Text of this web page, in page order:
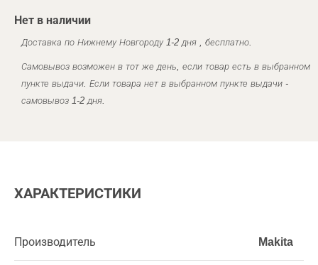
Нет в наличии
Доставка по Нижнему Новгороду 1-2 дня , бесплатно.
Самовывоз возможен в тот же день, если товар есть в выбранном
пункте выдачи. Если товара нет в выбранном пункте выдачи -
самовывоз 1-2 дня.
ХАРАКТЕРИСТИКИ
Производитель Makita